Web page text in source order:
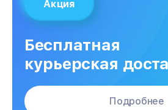
Акция
Бесплатная
курьерская
Подробнее